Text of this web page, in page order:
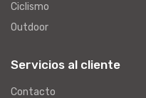
Ciclismo
Outdoor
Servicios al cliente
Contacto